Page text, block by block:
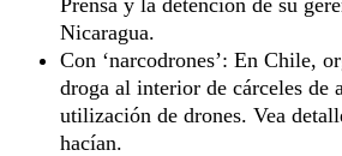
Prensa y la detención de su
Nicaragua.
Con ‘narcodrones’: En Chile,
droga al interior de cárceles de
utilización de drones. Vea
hacían.